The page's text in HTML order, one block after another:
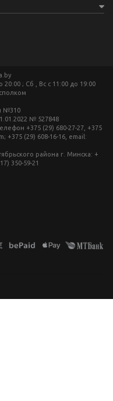
; Сб , Вс c 11:00 до 19:00
№310
№ 527848
+375 (29) 680-27-27, +375
+375 (29) 608-16-16, email:
района г. Минска: +
350-59-21